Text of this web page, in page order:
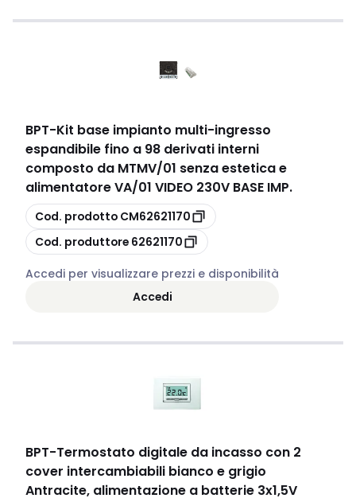
BPT-Kit base impianto multi-ingresso
espandibile fino a 98 derivati interni
composto da MTMV/01 senza estetica e
alimentatore VA/01 VIDEO 230V BASE IMP.
copia
Cod. prodotto CM62621170
copia
Cod. produttore 62621170
Accedi per visualizzare prezzi e disponibilità
Accedi
BPT-Termostato digitale da incasso con 2
cover intercambiabili bianco e grigio
Antracite, alimentazione a batterie 3x1,5V